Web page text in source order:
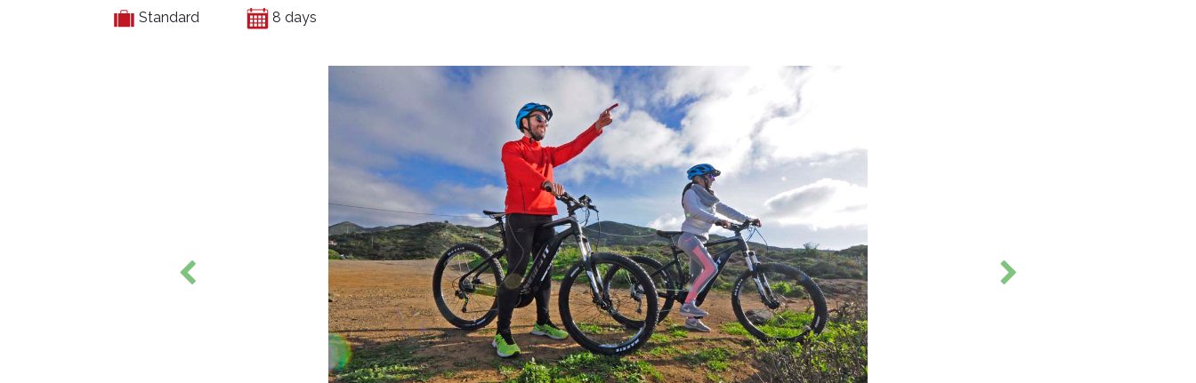
Standard 8 days